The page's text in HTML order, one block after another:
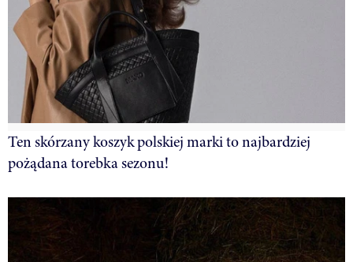
Ten skórzany koszyk polskiej marki to najbardziej
pożądana torebka sezonu!